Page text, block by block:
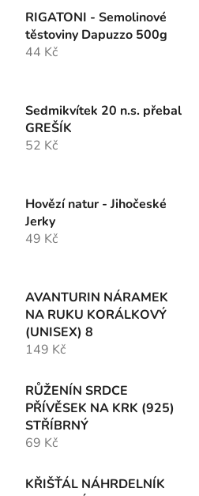
RIGATONI - Semolinové
těstoviny Dapuzzo 500g
44 Kč
Sedmikvítek 20 n.s. přebal
GREŠÍK
52 Kč
Hovězí natur - Jihočeské
Jerky
49 Kč
AVANTURIN NÁRAMEK
NA RUKU KORÁLKOVÝ
(UNISEX) 8
149 Kč
RŮŽENÍN SRDCE
PŘÍVĚSEK NA KRK (925)
STŘÍBRNÝ
69 Kč
KŘIŠŤÁL NÁHRDELNÍK